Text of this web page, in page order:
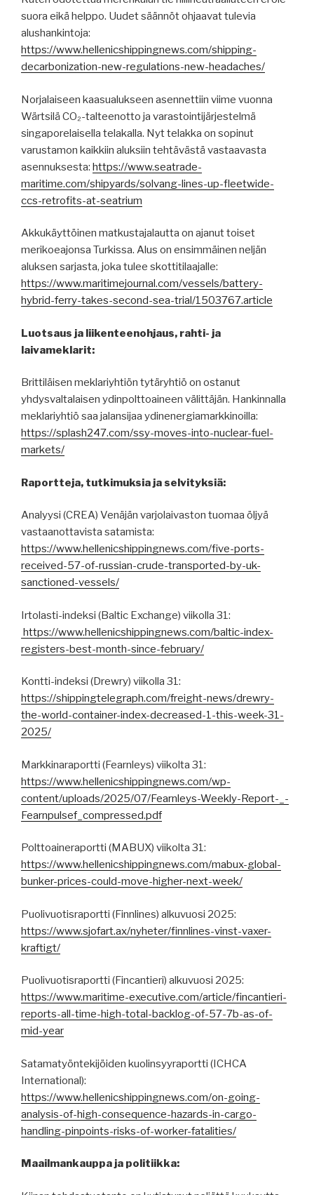
suora eikä helppo. Uudet säännöt ohjaavat tulevia
alushankintoja:
https://www.hellenicshippingnews.com/shipping-
decarbonization-new-regulations-new-headaches/
Norjalaiseen kaasualukseen asennettiin viime vuonna
Wärtsilä CO₂-talteenotto ja varastointijärjestelmä
singaporelaisella telakalla. Nyt telakka on sopinut
varustamon kaikkiin aluksiin tehtävästä vastaavasta
asennuksesta: https://www.seatrade-
maritime.com/shipyards/solvang-lines-up-fleetwide-
ccs-retrofits-at-seatrium
Akkukäyttöinen matkustajalautta on ajanut toiset
merikoeajonsa Turkissa. Alus on ensimmäinen neljän
aluksen sarjasta, joka tulee skottitilaajalle:
https://www.maritimejournal.com/vessels/battery-
hybrid-ferry-takes-second-sea-trial/1503767.article
Luotsaus ja liikenteenohjaus, rahti- ja
laivameklarit:
Brittiläisen meklariyhtiön tytäryhtiö on ostanut
yhdysvaltalaisen ydinpolttoaineen välittäjän. Hankinnalla
meklariyhtiö saa jalansijaa ydinenergiamarkkinoilla:
https://splash247.com/ssy-moves-into-nuclear-fuel-
markets/
Raportteja, tutkimuksia ja selvityksiä:
Analyysi (CREA) Venäjän varjolaivaston tuomaa öljyä
vastaanottavista satamista:
https://www.hellenicshippingnews.com/five-ports-
received-57-of-russian-crude-transported-by-uk-
sanctioned-vessels/
Irtolasti-indeksi (Baltic Exchange) viikolla 31:
https://www.hellenicshippingnews.com/baltic-index-
registers-best-month-since-february/
Kontti-indeksi (Drewry) viikolla 31:
https://shippingtelegraph.com/freight-news/drewry-
the-world-container-index-decreased-1-this-week-31-
2025/
Markkinaraportti (Fearnleys) viikolta 31:
https://www.hellenicshippingnews.com/wp-
content/uploads/2025/07/Fearnleys-Weekly-Report-_-
Fearnpulsef_compressed.pdf
Polttoaineraportti (MABUX) viikolta 31:
https://www.hellenicshippingnews.com/mabux-global-
bunker-prices-could-move-higher-next-week/
Puolivuotisraportti (Finnlines) alkuvuosi 2025:
https://www.sjofart.ax/nyheter/finnlines-vinst-vaxer-
kraftigt/
Puolivuotisraportti (Fincantieri) alkuvuosi 2025:
https://www.maritime-executive.com/article/fincantieri-
reports-all-time-high-total-backlog-of-57-7b-as-of-
mid-year
Satamatyöntekijöiden kuolinsyyraportti (ICHCA
International):
https://www.hellenicshippingnews.com/on-going-
analysis-of-high-consequence-hazards-in-cargo-
handling-pinpoints-risks-of-worker-fatalities/
Maailmankauppa ja politiikka: